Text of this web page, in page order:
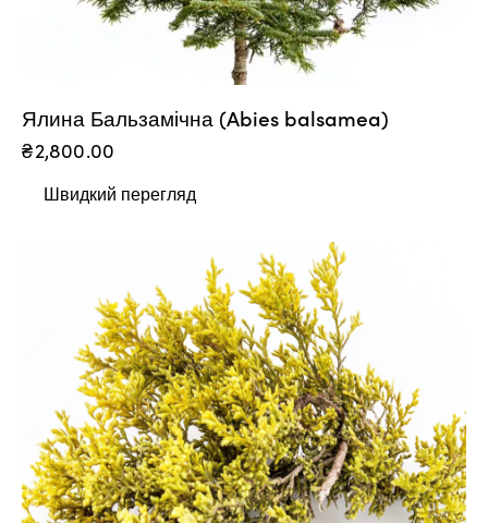
Ялина Бальзамічна (Abies balsamea)
₴2,800.00
Швидкий перегляд